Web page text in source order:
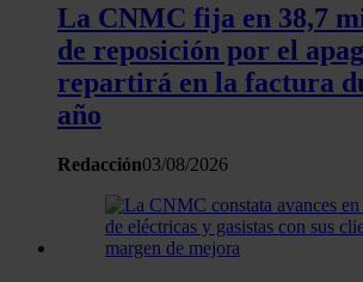
La CNMC fija en 38,7
de reposición por el
repartirá en la factura
año
Redacción03/08/2026